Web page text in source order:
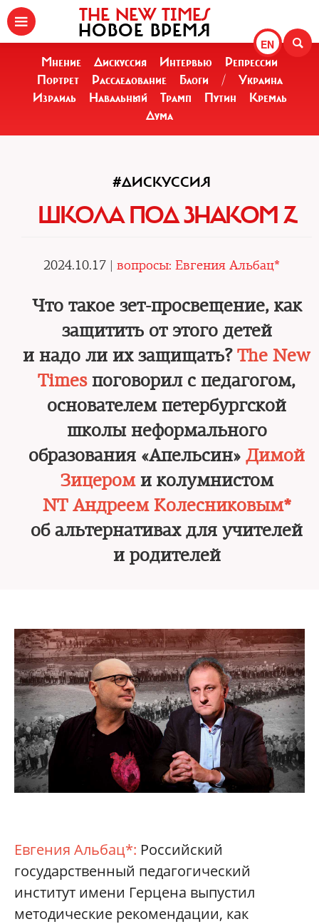
EN
THE NEW TIMES
НОВОЕ ВРЕМЯ
Мнение Дискуссия Интервью
Репрессии
Портрет
Расследование Блоги /
Украина
Израиль
Навальный Трамп Путин
Кремль
Дума
#ДИСКУССИЯ
ШКОЛА ПОД ЗНАКОМ Z
2024.10.17 | вопросы: Евгения Альбац*
Что такое зет-просвещение, как
защитить от этого детей
и надо ли их защищать? The New
Timesпоговорил с педагогом,
основателем петербургской
школы неформального
образования «Апельсин» Димой
Зицероми колумнистом
NT Андреем Колесниковым*
об альтернативах для учителей
и родителей
Евгения Альбац*: Российский
государственный педагогический
институт имени Герцена выпустил
методические рекомендации, как